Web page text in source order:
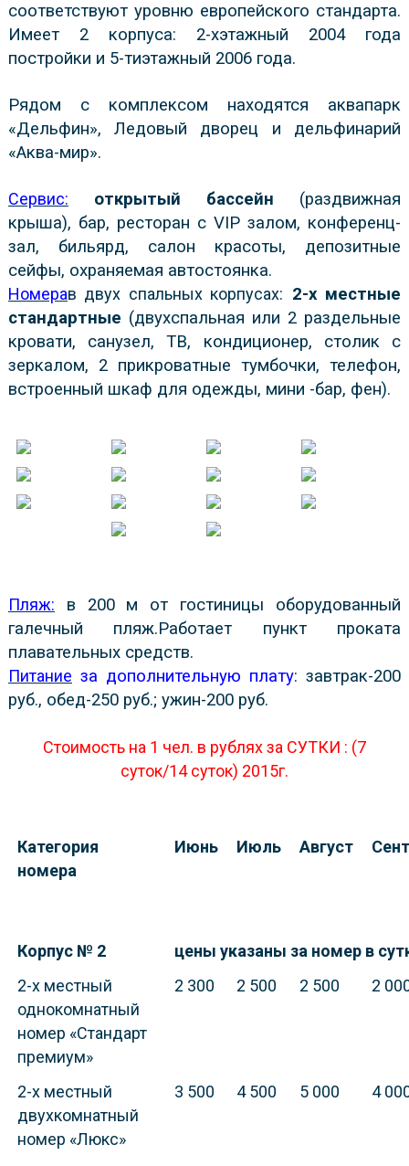
соответствуют уровню европейского стандарта.
Имеет 2 корпуса: 2-хэтажный 2004 года
постройки и 5-тиэтажный 2006 года.
Рядом с комплексом находятся аквапарк
«Дельфин», Ледовый дворец и дельфинарий
«Аква-мир».
Сервис: открытый бассейн (раздвижная
крыша), бар, ресторан с VIP залом, конференц-
зал, бильярд, салон красоты, депозитные
сейфы, охраняемая автостоянка.
Номерав двух спальных корпусах: 2-х местные
стандартные (двухспальная или 2 раздельные
кровати, санузел, ТВ, кондиционер, столик с
зеркалом, 2 прикроватные тумбочки, телефон,
встроенный шкаф для одежды, мини -бар, фен).
Пляж: в 200 м от гостиницы оборудованный
галечный пляж.Работает пункт проката
плавательных средств.
Питание за дополнительную плату: завтрак-200
руб., обед-250 руб.; ужин-200 руб.
Стоимость на 1 чел. в рублях за СУТКИ : (7
суток/14 суток) 2015г.
Категория
номера
Июнь Июль Август
Корпус № 2
цены указаны за номер в
2-х местный
однокомнатный
номер «Стандарт
премиум»
2 300 2 500 2 500 2
2-х местный
двухкомнатный
номер «Люкс»
3 500 4 500 5 000 4